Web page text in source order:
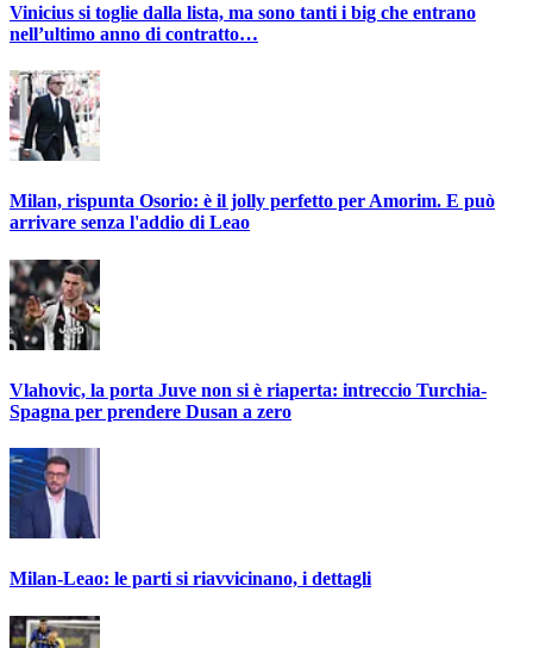
Vinicius si toglie dalla lista, ma sono tanti i big che entrano
nell’ultimo anno di contratto…
Milan, rispunta Osorio: è il jolly perfetto per Amorim. E può
arrivare senza l'addio di Leao
Vlahovic, la porta Juve non si è riaperta: intreccio Turchia-
Spagna per prendere Dusan a zero
Milan-Leao: le parti si riavvicinano, i dettagli